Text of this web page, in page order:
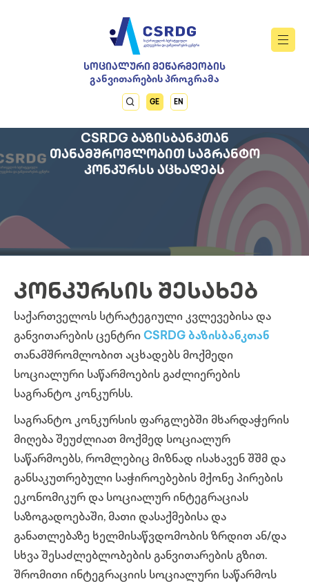
ᲡᲝᲪᲘᲐᲚᲣᲠᲘ ᲛᲔᲬᲐᲠᲛᲔᲝᲑᲘᲡ
განვითარების პროგრამა
GE EN
CSRDG ᲑᲐᲖᲘᲡᲑᲐᲜᲙᲗᲐᲜ
ᲗᲐᲜᲐᲛᲨᲠᲝᲛᲚᲝᲑᲘᲗ ᲡᲐᲒᲠᲐᲜᲢᲝ
ᲙᲝᲜᲙᲣᲠᲡᲡ ᲐᲪᲮᲐᲓᲔᲑᲡ
ᲙᲝᲜᲙᲣᲠᲡᲘᲡ ᲨᲔᲡᲐᲮᲔᲑ
საქართველოს სტრატეგიული კვლევებისა და
განვითარების ცენტრი CSRDG ბაზისბანკთან
თანამშრომლობით აცხადებს მოქმედი
სოციალური საწარმოების გაძლიერების
საგრანტო კონკურსს.
საგრანტო კონკურსის ფარგლებში მხარდაჭერის
მიღება შეუძლიათ მოქმედ სოციალურ
საწარმოებს, რომლებიც მიზნად ისახავენ შშმ და
განსაკუთრებული საჭიროებების მქონე პირების
ეკონომიკურ და სოციალურ ინტეგრაციას
საზოგადოებაში, მათი დასაქმებისა და
განათლებაზე ხელმისაწვდომობის ზრდით ან/და
სხვა შესაძლებლობების განვითარების გზით.
შრომითი ინტეგრაციის სოციალური საწარმოს